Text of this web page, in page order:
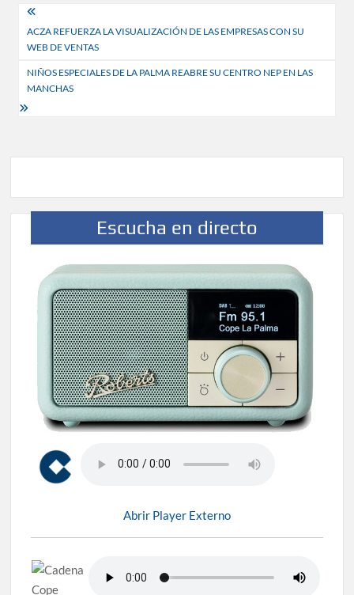
Navegación
de
entradas
ACZA REFUERZA LA VISUALIZACIÓN DE LAS EMPRESAS CON SU
WEB DE VENTAS
NIÑOS ESPECIALES DE LA PALMA REABRE SU CENTRO NEP EN LAS
MANCHAS
Escucha en directo
Abrir Player Externo